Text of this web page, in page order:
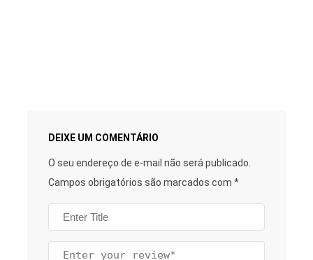
DEIXE UM COMENTÁRIO
O seu endereço de e-mail não será publicado.
Campos obrigatórios são marcados com *